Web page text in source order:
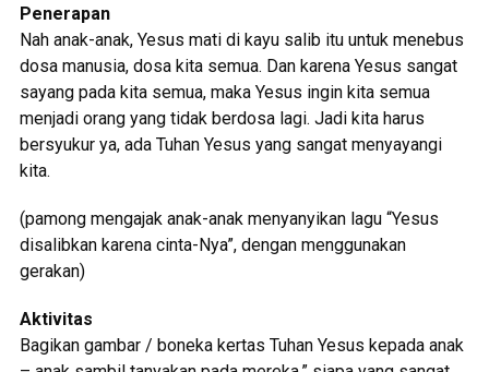
Penerapan
Nah anak-anak, Yesus mati di kayu salib itu untuk menebus
dosa manusia, dosa kita semua. Dan karena Yesus sangat
sayang pada kita semua, maka Yesus ingin kita semua
menjadi orang yang tidak berdosa lagi. Jadi kita harus
bersyukur ya, ada Tuhan Yesus yang sangat menyayangi
kita.
(pamong mengajak anak-anak menyanyikan lagu “Yesus
disalibkan karena cinta-Nya”, dengan menggunakan
gerakan)
Aktivitas
Bagikan gambar / boneka kertas Tuhan Yesus kepada anak